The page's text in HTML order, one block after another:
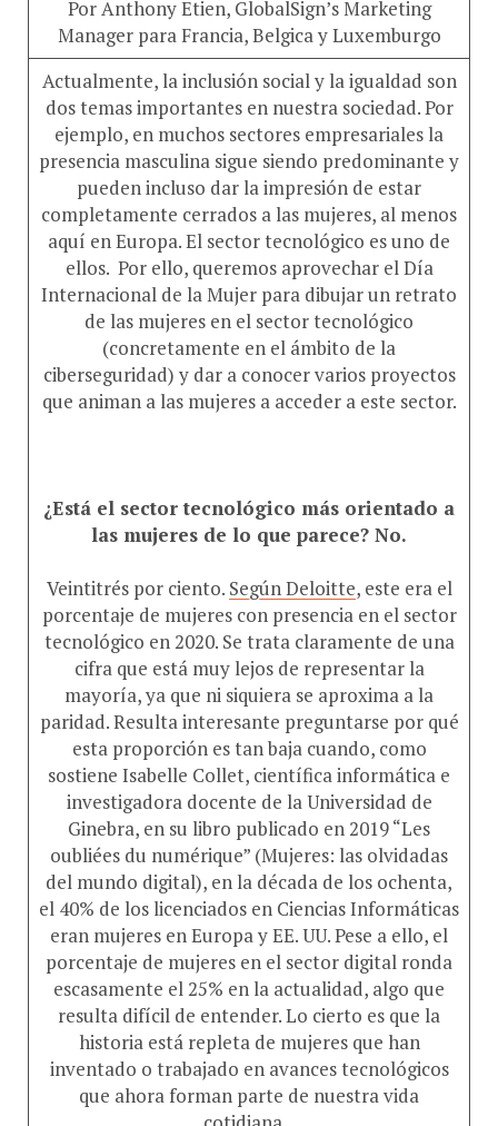
Manager para Francia, Belgica y Luxemburgo
Actualmente, la inclusión social y la igualdad son
dos temas importantes en nuestra sociedad. Por
ejemplo, en muchos sectores empresariales la
presencia masculina sigue siendo predominante y
pueden incluso dar la impresión de estar
completamente cerrados a las mujeres, al menos
aquí en Europa. El sector tecnológico es uno de
ellos. Por ello, queremos aprovechar el Día
Internacional de la Mujer para dibujar un retrato
de las mujeres en el sector tecnológico
(concretamente en el ámbito de la
ciberseguridad) y dar a conocer varios proyectos
que animan a las mujeres a acceder a este sector.
¿Está el sector tecnológico más orientado a
las mujeres de lo que parece? No.
Veintitrés por ciento. Según Deloitte
, este era el
porcentaje de mujeres con presencia en el sector
tecnológico en 2020. Se trata claramente de una
cifra que está muy lejos de representar la
mayoría, ya que ni siquiera se aproxima a la
paridad. Resulta interesante preguntarse por qué
esta proporción es tan baja cuando, como
sostiene Isabelle Collet, científica informática e
investigadora docente de la Universidad de
Ginebra, en su libro publicado en 2019 “Les
oubliées du numérique” (Mujeres: las olvidadas
del mundo digital), en la década de los ochenta,
el 40% de los licenciados en Ciencias Informáticas
eran mujeres en Europa y EE. UU. Pese a ello, el
porcentaje de mujeres en el sector digital ronda
escasamente el 25% en la actualidad, algo que
resulta difícil de entender. Lo cierto es que la
historia está repleta de mujeres que han
inventado o trabajado en avances tecnológicos
que ahora forman parte de nuestra vida
cotidiana.